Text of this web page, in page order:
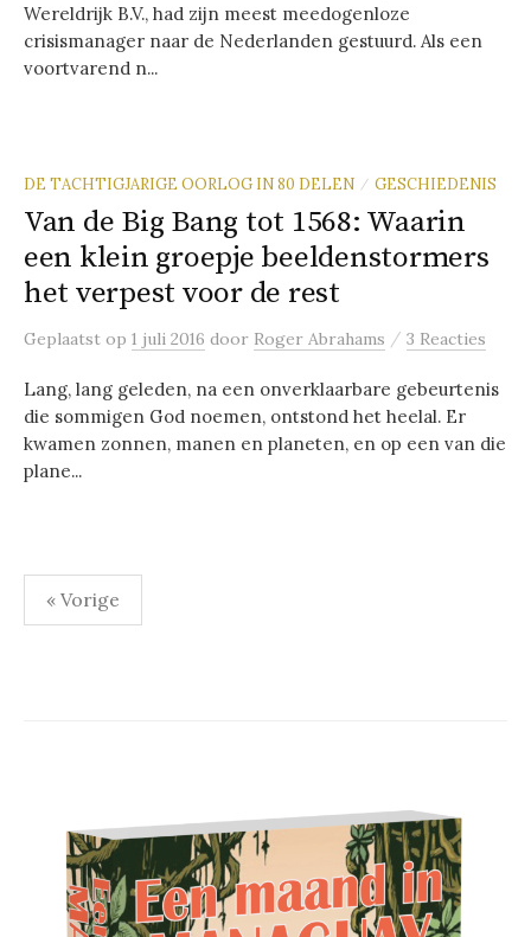
Wereldrijk B.V., had zijn meest meedogenloze
crisismanager naar de Nederlanden gestuurd. Als een
voortvarend n...
DE TACHTIGJARIGE OORLOG IN 80 DELEN / GESCHIEDENIS
Van de Big Bang tot 1568: Waarin
een klein groepje beeldenstormers
het verpest voor de rest
Geplaatst op 1 juli 2016 door Roger Abrahams / 3 Reacties
Lang, lang geleden, na een onverklaarbare gebeurtenis
die sommigen God noemen, ontstond het heelal. Er
kwamen zonnen, manen en planeten, en op een van die
plane...
Berichten
paginering
« Vorige